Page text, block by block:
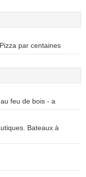
par centaines
feu de bois - a
Bateaux à